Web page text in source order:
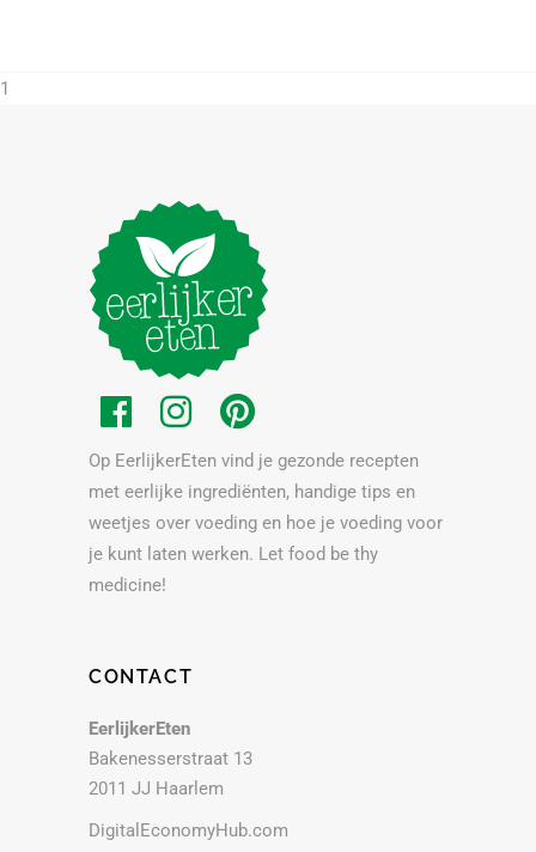
1
Op EerlijkerEten vind je gezonde recepten
met eerlijke ingrediënten, handige tips en
weetjes over voeding en hoe je voeding voor
je kunt laten werken. Let food be thy
medicine!
CONTACT
EerlijkerEten
Bakenesserstraat 13
2011 JJ Haarlem
DigitalEconomyHub.com